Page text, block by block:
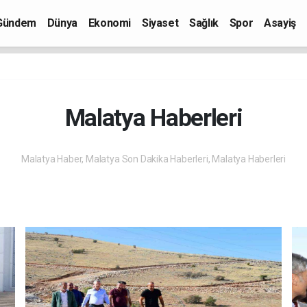
Dünya Ekonomi Siyaset Sağlık Spor Asayiş
Malatya Haberleri
Malatya Haber, Malatya Son Dakika Haberleri, Malatya Haberleri